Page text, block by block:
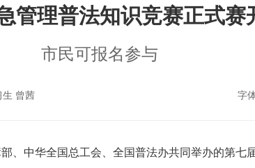
管理普法知识竞赛正式赛
市民可报名参与
字
生 曾茜
、中华全国总工会、全国普法办共同举办的第七